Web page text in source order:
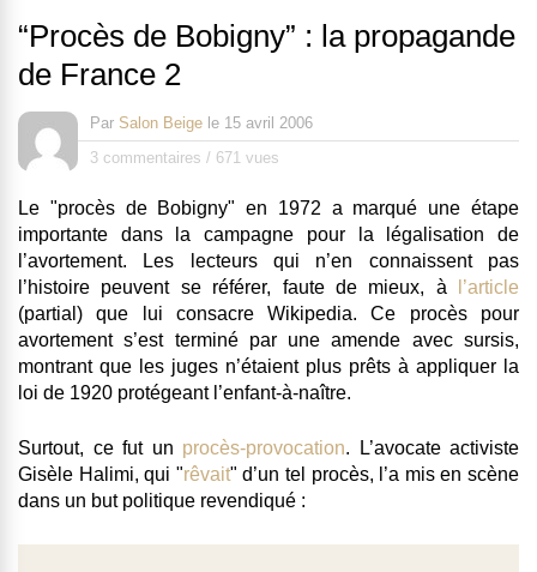
“Procès de Bobigny” : la propagande
de France 2
Par Salon Beige le 15 avril 2006
3 commentaires / 671 vues
Le "procès de Bobigny" en 1972 a marqué une étape
importante dans la campagne pour la légalisation de
l’avortement. Les lecteurs qui n’en connaissent pas
l’histoire peuvent se référer, faute de mieux, à
l’article
(partial) que lui consacre Wikipedia. Ce procès pour
avortement s’est terminé par une amende avec sursis,
montrant que les juges n’étaient plus prêts à appliquer la
loi de 1920 protégeant l’enfant-à-naître.
Surtout, ce fut un procès-provocation. L’avocate activiste
Gisèle Halimi, qui "rêvait" d’un tel procès, l’a mis en scène
dans un but politique revendiqué :